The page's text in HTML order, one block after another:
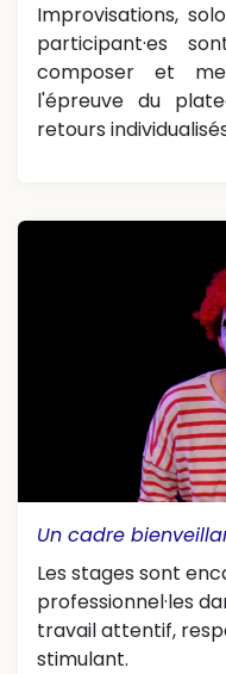
Improvisations,
participant·es
composer et
l'épreuve du
retours
Un cadre
Les stages sont
professionnel·les
travail attentif,
stimulant.